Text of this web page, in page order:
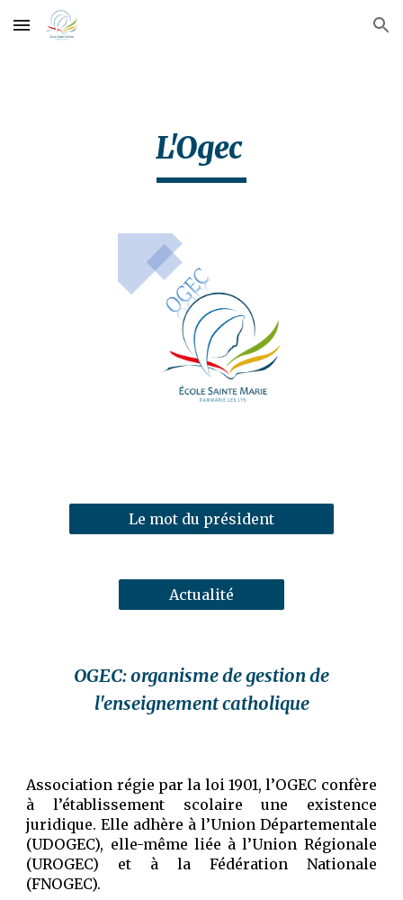
Skip to main content Skip to navigation
L'Ogec
Le mot du président
Actualité
OGEC: organisme de gestion de
l'enseignement catholique
Association régie par la loi 1901,l’OGEC confère
à l’établissement scolaire une existence
juridique. Elle adhère à l’Union Départementale
(UDOGEC), elle-même liée à l’Union Régionale
(UROGEC) et à la Fédération Nationale
(FNOGEC).